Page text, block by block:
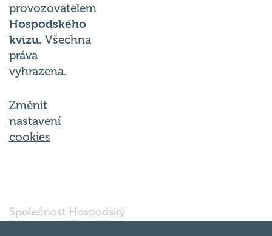
provozovatelem
Hospodského
kvízu. Všechna
práva
vyhrazena.
Změnit
nastavení
cookies
Společnost Hospodský
kvíz s.r.o., sídlem Nové